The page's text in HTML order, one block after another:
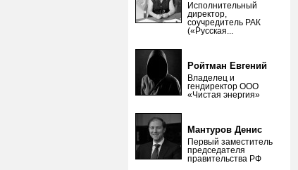
Исполнительный
директор,
соучредитель РАК
(«Русская...
Ройтман Евгений
Владелец и
гендиректор ООО
«Чистая энергия»
Мантуров Денис
Первый заместитель
председателя
правительства РФ